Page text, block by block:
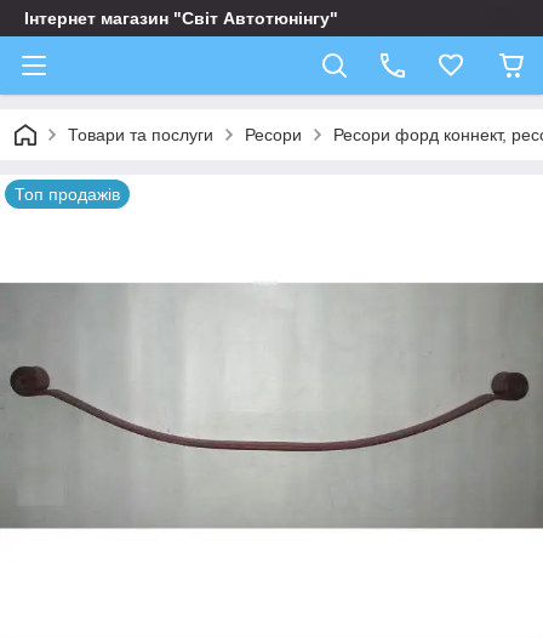
Інтернет магазин "Світ Автотюнінгу"
Товари та послуги Ресори Ресори форд коннект,
Топ продажів